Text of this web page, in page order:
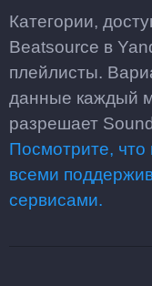
Категории,
Beatsource в
плейлисты.
данные каждый
разрешает
Посмотрите,
всеми
сервисами.